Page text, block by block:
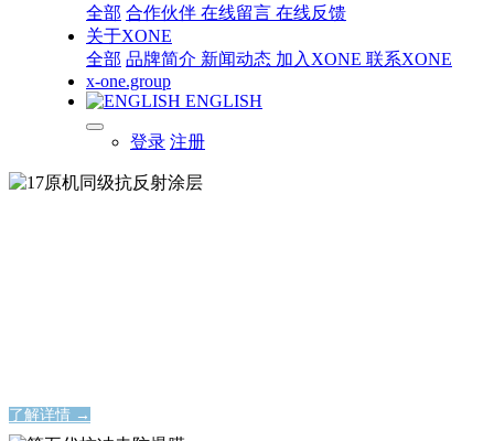
全部 合作伙伴 在线留言 在线反馈
关于XONE
全部 品牌简介 新闻动态 加入XONE 联系XONE
x-one.group
ENGLISH
登录 注册
了解详情 →